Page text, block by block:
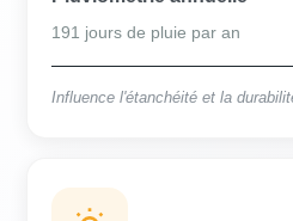
191 jours de pluie par an
Influence l'étanchéité et la